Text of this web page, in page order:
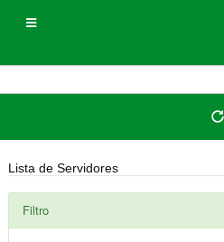
Lista de Servidores
Filtro